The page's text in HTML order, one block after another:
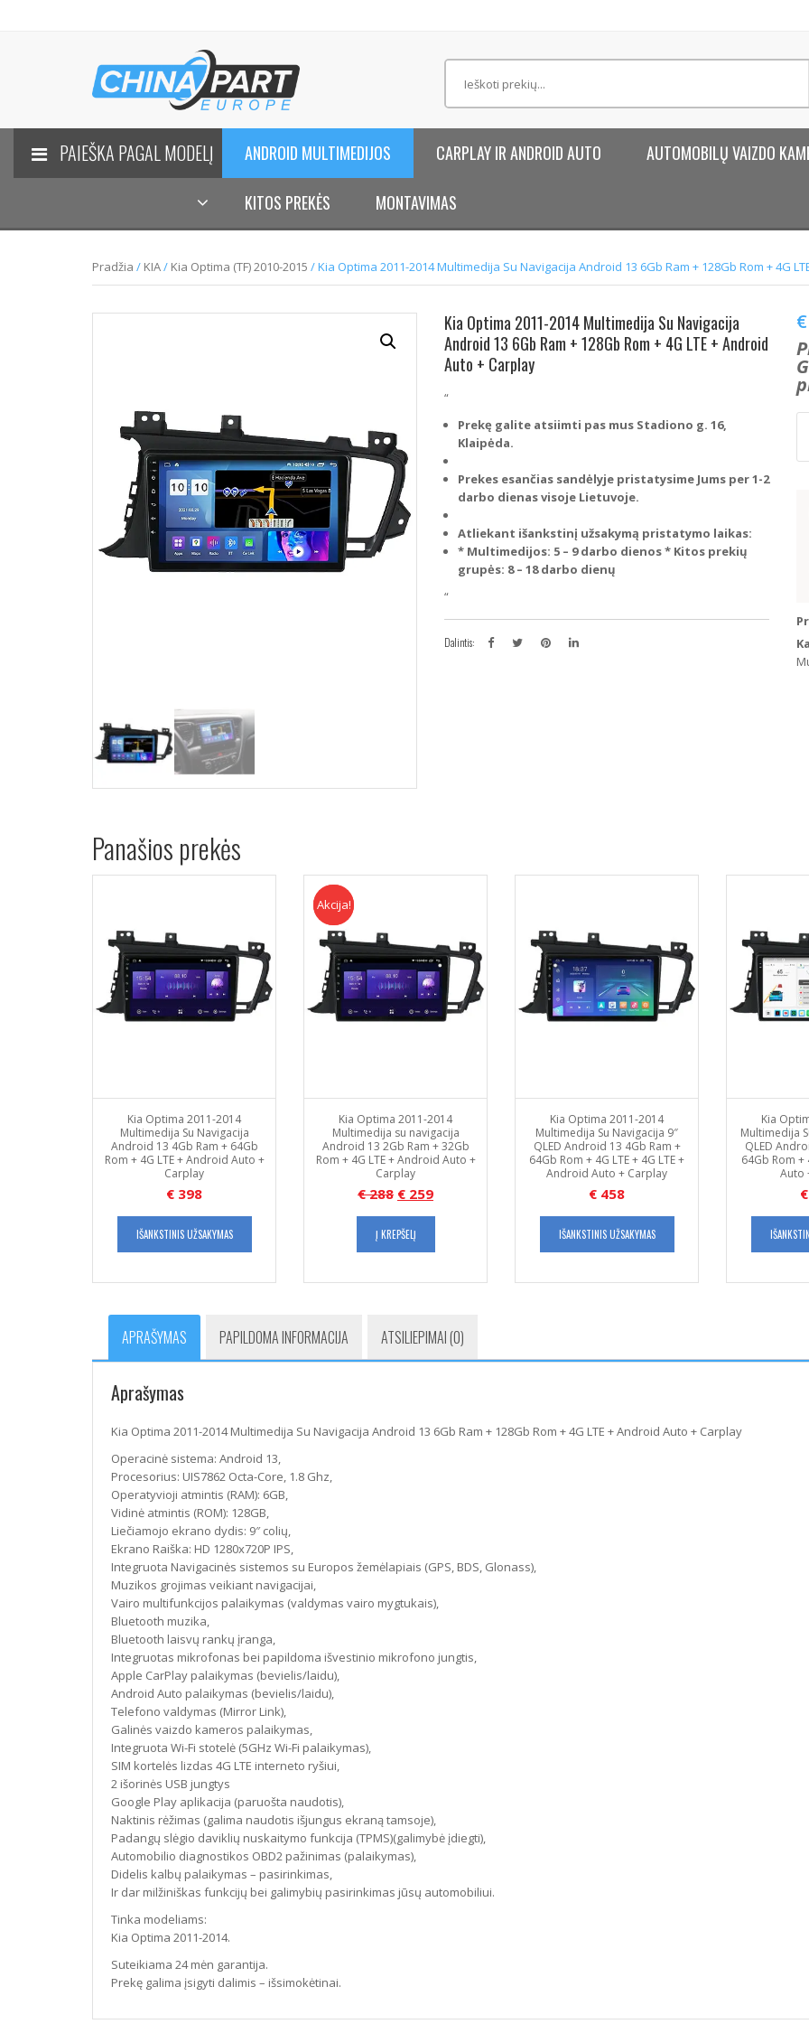
PAIEŠKA PAGAL MODELĮ ANDROID MULTIMEDIJOS CARPLAY IR ANDROID AUTO AUTOMOBILŲ VAIZDO
KITOS PREKĖS MONTAVIMAS
Pradžia / KIA/ Kia Optima (TF) 2010-2015 / Kia Optima 2011-2014 Multimedija Su Navigacija Android 13 6Gb Ram + 128Gb Rom + 4G
Kia Optima 2011-2014 Multimedija Su Navigacija
Android 13 6Gb Ram + 128Gb Rom + 4G LTE + Android
Auto + Carplay
“
Prekę galite atsiimti pas mus Stadiono g. 16,
Klaipėda.
Prekes esančias sandėlyje pristatysime Jums per 1-2
darbo dienas visoje Lietuvoje.
Atliekant išankstinį užsakymą pristatymo laikas:
* Multimedijos: 5 – 9 darbo dienos* Kitos prekių
grupės: 8 – 18 darbo dienų
“
Dalintis:
€
+
€, kai
Panašios prekės
Kia Optima 2011-2014
Multimedija Su Navigacija
Android 13 4Gb Ram + 64Gb
Rom + 4G LTE + Android Auto +
Carplay
€ 398
IŠANKSTINIS UŽSAKYMAS
Akcija
Akcija!
Kia Optima 2011-2014
Multimedija su navigacija
Android 13 2Gb Ram + 32Gb
Rom + 4G LTE + Android Auto +
Carplay
€288 € 259
Į KREPŠELĮ
Kia Optima 2011-2014
Multimedija Su Navigacija 9″
QLED Android 13 4Gb Ram +
64Gb Rom + 4G LTE + 4G LTE +
Android Auto + Carplay
€ 458
IŠANKSTINIS UŽSAKYMAS
Kia
Multimedija
QLED
64Gb Rom +
Auto
€
APRAŠYMAS PAPILDOMA INFORMACIJA ATSILIEPIMAI (0)
Aprašymas
Kia Optima 2011-2014 Multimedija Su Navigacija Android 13 6Gb Ram + 128Gb Rom + 4G LTE + Android Auto + Carplay
Operacinė sistema: Android 13,
Procesorius: UIS7862 Octa-Core, 1.8 Ghz,
Operatyvioji atmintis (RAM): 6GB,
Vidinė atmintis (ROM): 128GB,
Liečiamojo ekrano dydis: 9″ colių,
Ekrano Raiška: HD 1280x720P IPS,
Integruota Navigacinės sistemos su Europos žemėlapiais (GPS, BDS, Glonass),
Muzikos grojimas veikiant navigacijai,
Vairo multifunkcijos palaikymas (valdymas vairo mygtukais),
Bluetooth muzika,
Bluetooth laisvų rankų įranga,
Integruotas mikrofonas bei papildoma išvestinio mikrofono jungtis,
Apple CarPlay palaikymas (bevielis/laidu),
Android Auto palaikymas (bevielis/laidu),
Telefono valdymas (Mirror Link),
Galinės vaizdo kameros palaikymas,
Integruota Wi-Fi stotelė (5GHz Wi-Fi palaikymas),
SIM kortelės lizdas 4G LTE interneto ryšiui,
2 išorinės USB jungtys
Google Play aplikacija (paruošta naudotis),
Naktinis rėžimas (galima naudotis išjungus ekraną tamsoje),
Padangų slėgio daviklių nuskaitymo funkcija (TPMS)(galimybė įdiegti),
Automobilio diagnostikos OBD2 pažinimas (palaikymas),
Didelis kalbų palaikymas – pasirinkimas,
Ir dar milžiniškas funkcijų bei galimybių pasirinkimas jūsų automobiliui.
Tinka modeliams:
Kia Optima 2011-2014.
Suteikiama 24 mėn garantija.
Prekę galima įsigyti dalimis – išsimokėtinai.